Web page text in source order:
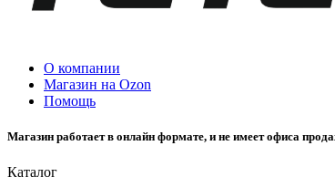
О компании
Магазин на Ozon
Помощь
Магазин работает в онлайн формате, и не имеет офиса
Каталог